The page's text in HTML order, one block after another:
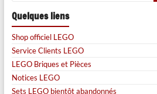
Quelques liens
Shop officiel LEGO
Service Clients LEGO
LEGO Briques et Pièces
Notices LEGO
Sets LEGO bientôt abandonnés